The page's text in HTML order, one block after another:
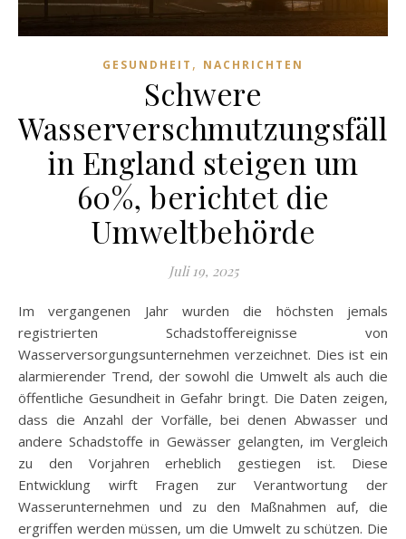
GESUNDHEIT , NACHRICHTEN
Schwere
Wasserverschmutzungsfälle
in England steigen um
60%, berichtet die
Umweltbehörde
Juli 19, 2025
Im vergangenen Jahr wurden die höchsten jemals
registrierten Schadstoffereignisse von
Wasserversorgungsunternehmen verzeichnet. Dies ist ein
alarmierender Trend, der sowohl die Umwelt als auch die
öffentliche Gesundheit in Gefahr bringt. Die Daten zeigen,
dass die Anzahl der Vorfälle, bei denen Abwasser und
andere Schadstoffe in Gewässer gelangten, im Vergleich
zu den Vorjahren erheblich gestiegen ist. Diese
Entwicklung wirft Fragen zur Verantwortung der
Wasserunternehmen und zu den Maßnahmen auf, die
ergriffen werden müssen, um die Umwelt zu schützen. Die